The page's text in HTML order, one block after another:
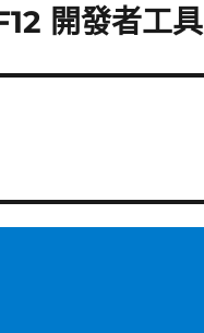
開發者工具